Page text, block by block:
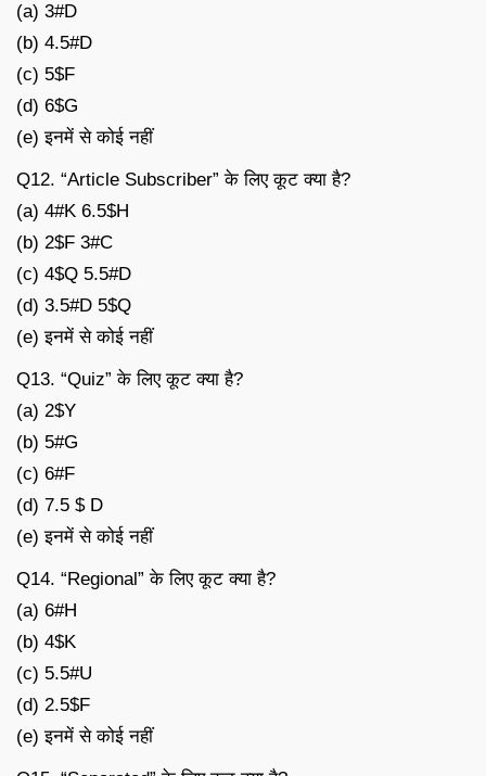
(a) 3#D
(b) 4.5#D
(c) 5$F
(d) 6$G
(e) इनमें से कोई नहीं
Q12. “Article Subscriber” के लिए कूट क्या है?
(a) 4#K 6.5$H
(b) 2$F 3#C
(c) 4$Q 5.5#D
(d) 3.5#D 5$Q
(e) इनमें से कोई नहीं
Q13. “Quiz” के लिए कूट क्या है?
(a) 2$Y
(b) 5#G
(c) 6#F
(d) 7.5 $ D
(e) इनमें से कोई नहीं
Q14. “Regional” के लिए कूट क्या है?
(a) 6#H
(b) 4$K
(c) 5.5#U
(d) 2.5$F
(e) इनमें से कोई नहीं